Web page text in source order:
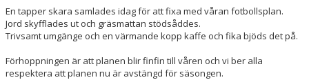
En tapper skara samlades idag för att fixa med våran fotbollsplan.
Jord skyfflades ut och gräsmattan stödsåddes.
Trivsamt umgänge och en värmande kopp kaffe och fika bjöds det på.
Förhoppningen är att planen blir finfin till våren och vi ber alla
respektera att planen nu är avstängd för säsongen.